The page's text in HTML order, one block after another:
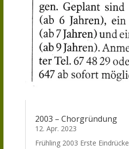
2003 – Chorgründung
12. Apr. 2023
Frühling 2003 Erste Eindrücke